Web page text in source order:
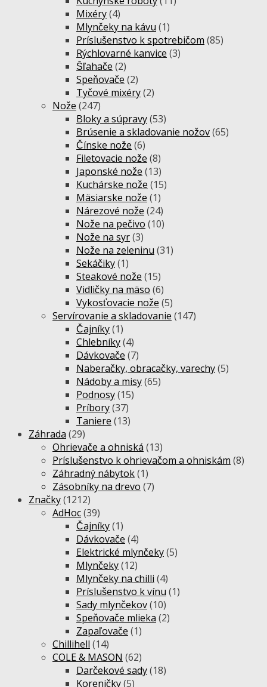
Mixéry(4)
Mlynčeky na kávu (1)
Príslušenstvo k spotrebičom (85)
Rýchlovarné kanvice (3)
Šľahače (2)
Speňovače (2)
Tyčové mixéry(2)
Nože (247)
Bloky a súpravy(53)
Brúsenie a skladovanie nožov(65)
Čínske nože (6)
Filetovacie nože (8)
Japonské nože (13)
Kuchárske nože (15)
Mäsiarske nože (1)
Nárezové nože (24)
Nože na pečivo (10)
Nože na syr(3)
Nože na zeleninu (31)
Sekáčiky(1)
Steakové nože (15)
Vidličky na mäso (6)
Vykosťovacie nože (5)
Servírovanie a skladovanie (147)
Čajníky(1)
Chlebníky(4)
Dávkovače (7)
Naberačky, obracačky, varechy(5)
Nádoby a misy(65)
Podnosy(15)
Príbory(37)
Taniere (13)
Záhrada (29)
Ohrievače a ohniská (13)
Príslušenstvo k ohrievačom a ohniskám (8)
Záhradný nábytok(1)
Zásobníky na drevo (7)
Značky(1212)
AdHoc(39)
Čajníky(1)
Dávkovače (4)
Elektrické mlynčeky(5)
Mlynčeky(12)
Mlynčeky na chilli (4)
Príslušenstvo k vínu (1)
Sady mlynčekov(10)
Speňovače mlieka (2)
Zapaľovače (1)
Chillihell (14)
COLE & MASON (62)
Darčekové sady(18)
Koreničky(5)